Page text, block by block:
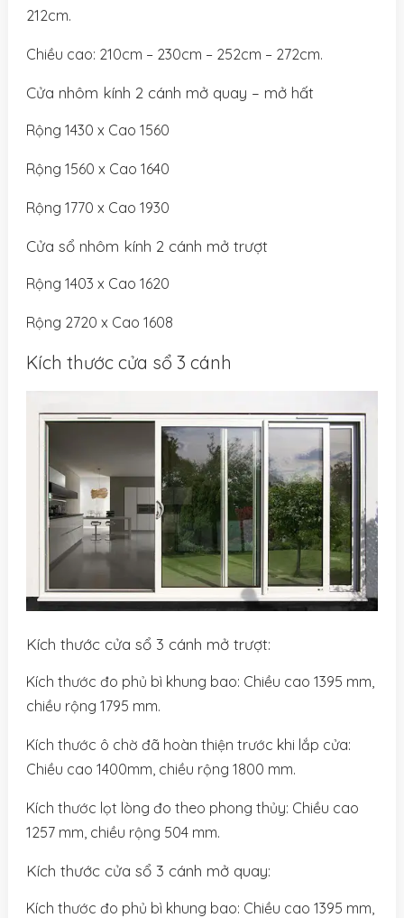
212cm.
Chiều cao: 210cm – 230cm – 252cm – 272cm.
Cửa nhôm kính 2 cánh mở quay – mở hất
Rộng 1430 x Cao 1560
Rộng 1560 x Cao 1640
Rộng 1770 x Cao 1930
Cửa sổ nhôm kính 2 cánh mở trượt
Rộng 1403 x Cao 1620
Rộng 2720 x Cao 1608
Kích thước cửa sổ 3 cánh
Kích thước cửa sổ 3 cánh mở trượt:
Kích thước đo phủ bì khung bao: Chiều cao 1395 mm,
chiều rộng 1795 mm.
Kích thước ô chờ đã hoàn thiện trước khi lắp cửa:
Chiều cao 1400mm, chiều rộng 1800 mm.
Kích thước lọt lòng đo theo phong thủy: Chiều cao
1257 mm, chiều rộng 504 mm.
Kích thước cửa sổ 3 cánh mở quay:
Kích thước đo phủ bì khung bao: Chiều cao 1395 mm,